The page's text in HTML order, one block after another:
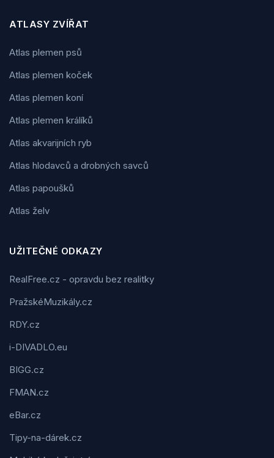
ATLASY ZVÍŘAT
Atlas plemen psů
Atlas plemen koček
Atlas plemen koní
Atlas plemen králíků
Atlas akvarijních ryb
Atlas hlodavců a drobných savců
Atlas papoušků
Atlas želv
UŽITEČNÉ ODKAZY
RealFree.cz - opravdu bez realitky
PražskéMuzikály.cz
RDY.cz
i-DIVADLO.eu
BIGG.cz
FMAN.cz
eBar.cz
Tipy-na-dárek.cz